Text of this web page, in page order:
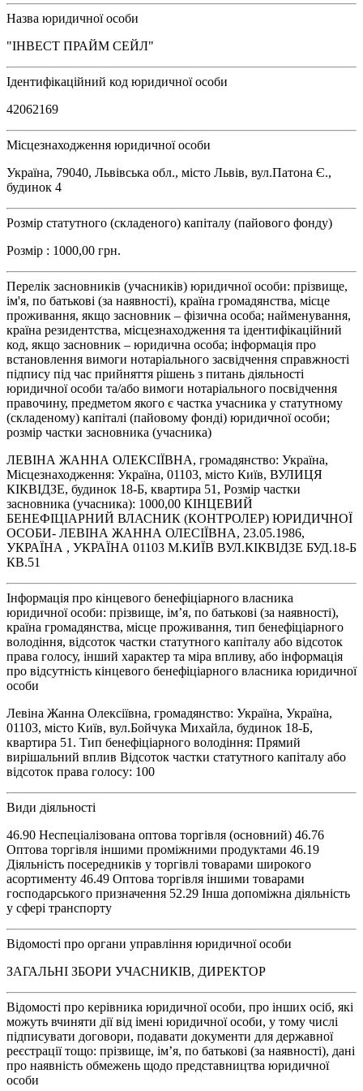
Назва юридичної особи
"ІНВЕСТ ПРАЙМ СЕЙЛ"
Ідентифікаційний код юридичної особи
42062169
Місцезнаходження юридичної особи
Україна, 79040, Львівська обл., місто Львів, вул.Патона Є.,
будинок 4
Розмір статутного (складеного) капіталу (пайового фонду)
Розмір : 1000,00 грн.
Перелік засновників (учасників) юридичної особи: прізвище,
ім'я, по батькові (за наявності), країна громадянства, місце
проживання, якщо засновник – фізична особа; найменування,
країна резидентства, місцезнаходження та ідентифікаційний
код, якщо засновник – юридична особа; інформація про
встановлення вимоги нотаріального засвідчення справжності
підпису під час прийняття рішень з питань діяльності
юридичної особи та/або вимоги нотаріального посвідчення
правочину, предметом якого є частка учасника у статутному
(складеному) капіталі (пайовому фонді) юридичної особи;
розмір частки засновника (учасника)
ЛЕВІНА ЖАННА ОЛЕКСІЇВНА, громадянство: Україна,
Місцезнаходження: Україна, 01103, місто Київ, ВУЛИЦЯ
КІКВІДЗЕ, будинок 18-Б, квартира 51, Розмір частки
засновника (учасника): 1000,00 КІНЦЕВИЙ
БЕНЕФІЦІАРНИЙ ВЛАСНИК (КОНТРОЛЕР) ЮРИДИЧНОЇ
ОСОБИ- ЛЕВІНА ЖАННА ОЛЕСІЇВНА, 23.05.1986,
УКРАЇНА , УКРАЇНА 01103 М.КИЇВ ВУЛ.КІКВІДЗЕ БУД.18-Б
КВ.51
Інформація про кінцевого бенефіціарного власника
юридичної особи: прізвище, ім’я, по батькові (за наявності),
країна громадянства, місце проживання, тип бенефіціарного
володіння, відсоток частки статутного капіталу або відсоток
права голосу, інший характер та міра впливу, або інформація
про відсутність кінцевого бенефіціарного власника юридичної
особи
Левіна Жанна Олексіївна, громадянство: Україна, Україна,
01103, місто Київ, вул.Бойчука Михайла, будинок 18-Б,
квартира 51. Тип бенефіціарного володіння: Прямий
вирішальний вплив Відсоток частки статутного капіталу або
відсоток права голосу: 100
Види діяльності
46.90 Неспеціалізована оптова торгівля (основний) 46.76
Оптова торгівля іншими проміжними продуктами 46.19
Діяльність посередників у торгівлі товарами широкого
асортименту 46.49 Оптова торгівля іншими товарами
господарського призначення 52.29 Інша допоміжна діяльність
у сфері транспорту
Відомості про органи управління юридичної особи
ЗАГАЛЬНІ ЗБОРИ УЧАСНИКІВ, ДИРЕКТОР
Відомості про керівника юридичної особи, про інших осіб, які
можуть вчиняти дії від імені юридичної особи, у тому числі
підписувати договори, подавати документи для державної
реєстрації тощо: прізвище, ім’я, по батькові (за наявності), дані
про наявність обмежень щодо представництва юридичної
особи